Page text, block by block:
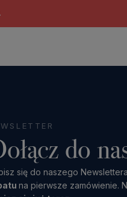
do
się do naszego
na pierwsze zamówienie.